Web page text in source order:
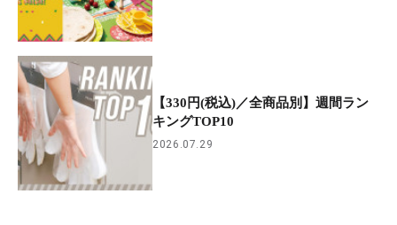
【330円(税込)／全商品別】週間ラン
キングTOP10
2026.07.29